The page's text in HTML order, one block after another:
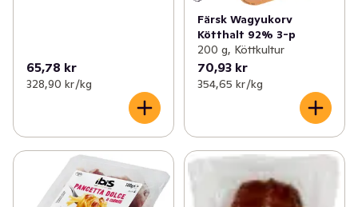
65,78 kr
328,90 kr /kg
Färsk Wagyukorv
Kötthalt 92% 3-p
200 g, Köttkultur
70,93 kr
354,65 kr /kg